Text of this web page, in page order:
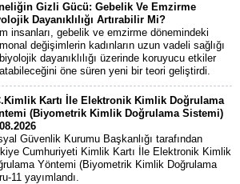
Gizli Gücü: Gebelik Ve Emzirme
Dayanıklılığı Artırabilir Mi?
insanları, gebelik ve emzirme dönemindeki
değişimlerin kadınların uzun vadeli sağlığı
dayanıklılığı üzerinde koruyucu etkiler
öne süren yeni bir teori geliştirdi.
Kartı İle Elektronik Kimlik Doğrulama
(Biyometrik Kimlik Doğrulama Sistemi)
Güvenlik Kurumu Başkanlığı tarafından
Cumhuriyeti Kimlik Kartı İle Elektronik Kimlik
Yöntemi (Biyometrik Kimlik Doğrulama
11 yayımlandı.